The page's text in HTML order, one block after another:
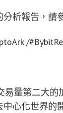
分析報告，請
/
易量第二大
中心化世界的